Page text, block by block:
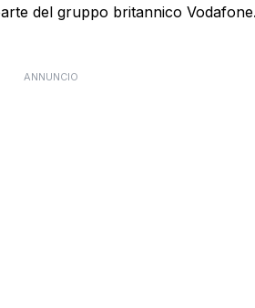
del gruppo britannico
ANNUNCIO